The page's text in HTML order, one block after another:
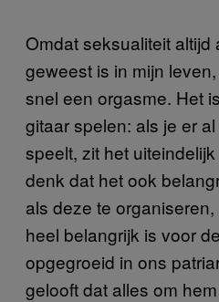
Omdat seksualiteit altijd
geweest is in mijn
snel een orgasme. Het
gitaar spelen: als je er
speelt, zit het
denk dat het ook
als deze te
heel belangrijk is voor
opgegroeid in ons
gelooft dat alles om